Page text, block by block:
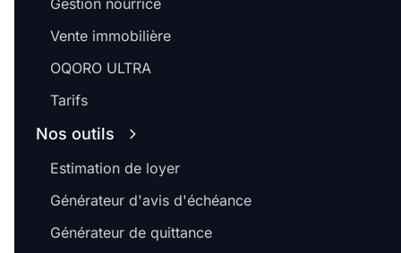
Gestion nourrice
Vente immobilière
OQORO ULTRA
Tarifs
Nos outils
Estimation de loyer
Générateur d'avis d'échéance
Générateur de quittance